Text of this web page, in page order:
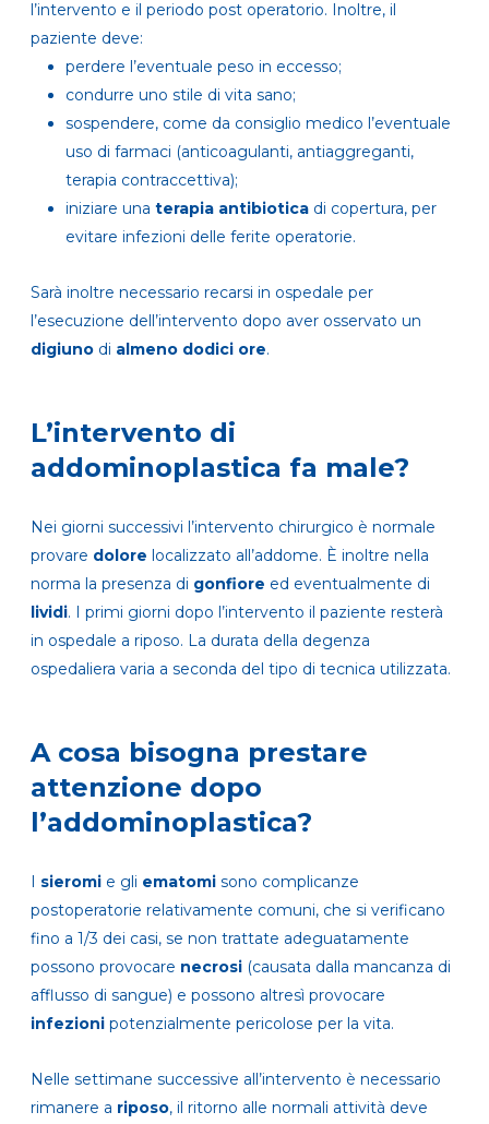
l’intervento e il periodo post operatorio. Inoltre, il
paziente deve:
perdere l’eventuale peso in eccesso;
condurre uno stile di vita sano;
sospendere, come da consiglio medico l’eventuale
uso di farmaci (anticoagulanti, antiaggreganti,
terapia contraccettiva);
iniziare una terapia antibiotica di copertura, per
evitare infezioni delle ferite operatorie.
Sarà inoltre necessario recarsi in ospedale per
l’esecuzione dell’intervento dopo aver osservato un
digiuno di almeno dodici ore.
L’intervento di
addominoplastica fa male?
Nei giorni successivi l’intervento chirurgico è normale
provare dolore localizzato all’addome. È inoltre nella
norma la presenza di gonfiore ed eventualmente di
lividi. I primi giorni dopo l’intervento il paziente resterà
in ospedale a riposo. La durata della degenza
ospedaliera varia a seconda del tipo di tecnica utilizzata.
A cosa bisogna prestare
attenzione dopo
l’addominoplastica?
I sieromi e gli ematomi sono complicanze
postoperatorie relativamente comuni, che si verificano
fino a 1/3 dei casi, se non trattate adeguatamente
possono provocare necrosi (causata dalla mancanza di
afflusso di sangue) e possono altresì provocare
infezioni potenzialmente pericolose per la vita.
Nelle settimane successive all’intervento è necessario
rimanere a riposo, il ritorno alle normali attività deve